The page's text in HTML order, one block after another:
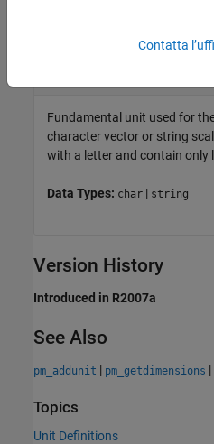
—
Fundamental unit used for
character vector or string
with a letter and contain only
Data Types: char | string
Version History
Introduced in R2007a
See Also
pm_addunit | pm_getdimensions |
Topics
Unit Definitions
Contatta